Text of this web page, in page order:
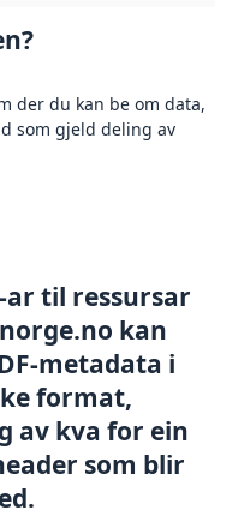
der du kan be om data,
som gjeld deling av
ar til ressursar
kan
metadata i
format,
av kva for ein
som blir